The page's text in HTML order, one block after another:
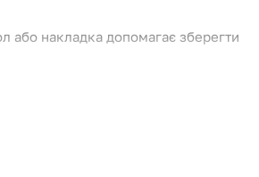
або накладка допомагає зберегти